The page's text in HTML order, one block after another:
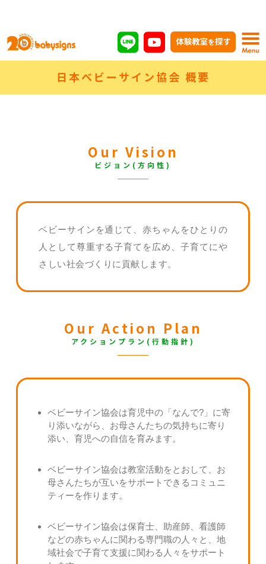
日本ベビーサイン協会 概要
Our Vision
ビジョン(方向性)
ベビーサインを通じて、赤ちゃんをひとりの
人として尊重する子育てを広め、子育てにや
さしい社会づくりに貢献します。
Our Action Plan
アクションプラン(行動指針)
ベビーサイン協会は育児中の「なんで?」に寄
り添いながら、お母さんたちの気持ちに寄り
添い、育児への自信を育みます。
ベビーサイン協会は教室活動をとおして、お
母さんたちが互いをサポートできるコミュニ
ティーを作ります。
ベビーサイン協会は保育士、助産師、看護師
などの赤ちゃんに関わる専門職の人々と、地
域社会で子育て支援に関わる人々をサポート